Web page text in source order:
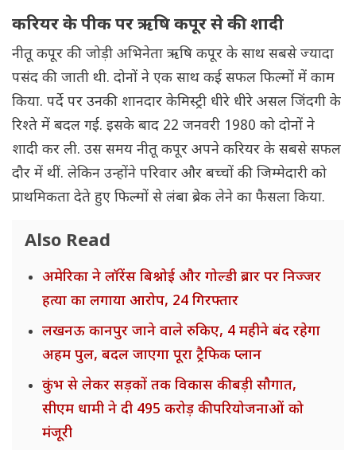
करियर के पीक पर ऋषि कपूर से की शादी
नीतू कपूर की जोड़ी अभिनेता ऋषि कपूर के साथ सबसे ज्यादा
पसंद की जाती थी. दोनों ने एक साथ कई सफल फिल्मों में काम
किया. पर्दे पर उनकी शानदार केमिस्ट्री धीरे धीरे असल जिंदगी के
रिश्ते में बदल गई. इसके बाद 22 जनवरी 1980 को दोनों ने
शादी कर ली. उस समय नीतू कपूर अपने करियर के सबसे सफल
दौर में थीं. लेकिन उन्होंने परिवार और बच्चों की जिम्मेदारी को
प्राथमिकता देते हुए फिल्मों से लंबा ब्रेक लेने का फैसला किया.
Also Read
अमेरिका ने लॉरेंस बिश्नोई और गोल्डी ब्रार पर निज्जर
हत्या का लगाया आरोप, 24 गिरफ्तार
लखनऊ कानपुर जाने वाले रुकिए, 4 महीने बंद रहेगा
अहम पुल, बदल जाएगा पूरा ट्रैफिक प्लान
कुंभ से लेकर सड़कों तक विकास की बड़ी सौगात,
सीएम धामी ने दी 495 करोड़ की परियोजनाओं को
मंजूरी